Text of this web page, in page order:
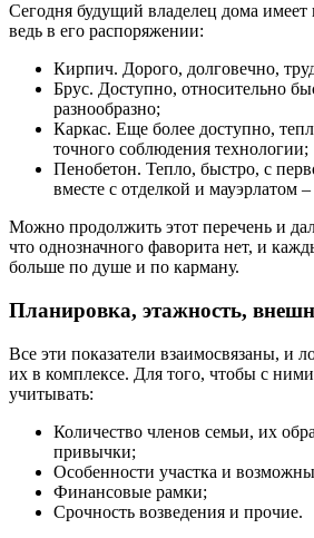
Сегодня будущий владелец дома имеет
ведь в его распоряжении:
Кирпич. Дорого, долговечно,
Брус. Доступно, относительно
разнообразно;
Каркас. Еще более доступно,
точного соблюдения технологии;
Пенобетон. Тепло, быстро, с
вместе с отделкой и мауэрлатом
Можно продолжить этот перечень и
что однозначного фаворита нет, и
больше по душе и по карману.
Планировка, этажность,
Все эти показатели взаимосвязаны, и
их в комплексе. Для того, чтобы с
учитывать:
Количество членов семьи, их
привычки;
Особенности участка и
Финансовые рамки;
Срочность возведения и прочие.